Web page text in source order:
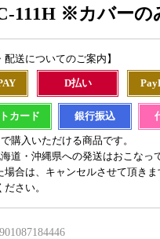
111H ※カバーの
配送についてのご案内】
D払い
カード 銀行振込
購入いただける商品です。
道・沖縄県への発送はおこなっ
場合は、キャンセルさせて頂きま
さい。